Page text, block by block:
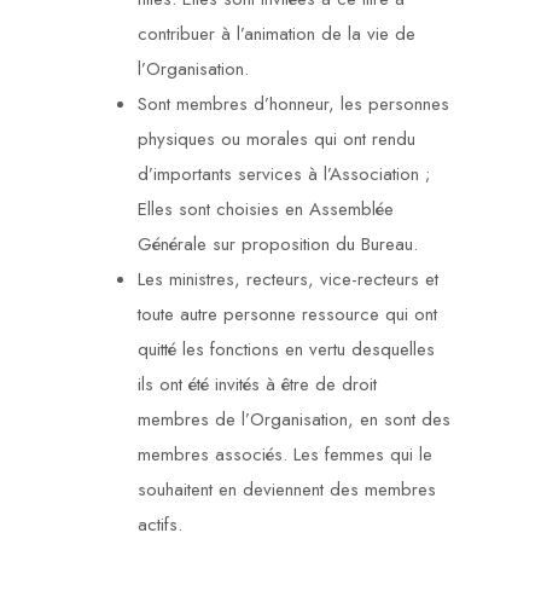
contribuer à l’animation de la vie de
l’Organisation.
Sont membres d’honneur, les personnes
physiques ou morales qui ont rendu
d’importants services à l’Association ;
Elles sont choisies en Assemblée
Générale sur proposition du Bureau.
Les ministres, recteurs, vice-recteurs et
toute autre personne ressource qui ont
quitté les fonctions en vertu desquelles
ils ont été invités à être de droit
membres de l’Organisation, en sont des
membres associés. Les femmes qui le
souhaitent en deviennent des membres
actifs.